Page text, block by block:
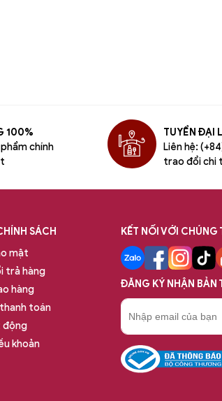
100%
chính
TUYỂN ĐẠI
Liên hệ:
trao đổi chi
SÁCH
mật
trả hàng
hàng
toán
động
khoản
KẾT NỐI VỚI CHÚNG
ĐĂNG KÝ NHẬN BẢN